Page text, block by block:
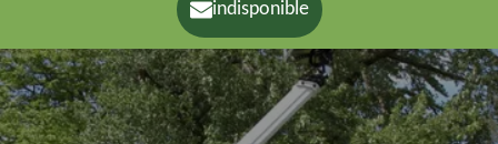
indisponible